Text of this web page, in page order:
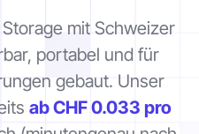
mit Schweizer
portabel und für
gebaut. Unser
ab CHF 0.033 pro